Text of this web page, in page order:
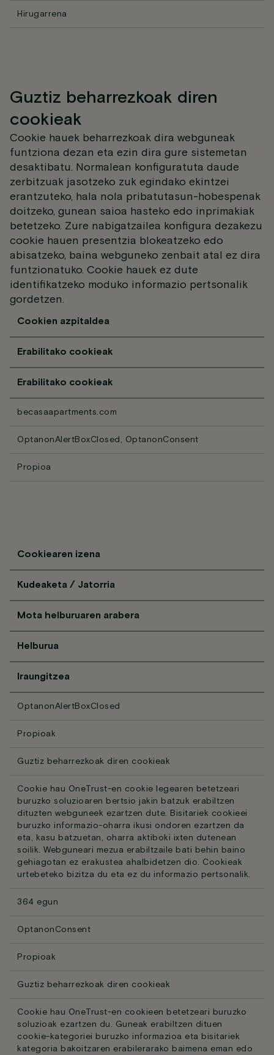
Hirugarrena
Guztiz beharrezkoak diren
cookieak
Cookie hauek beharrezkoak dira webguneak
funtziona dezan eta ezin dira gure sistemetan
desaktibatu. Normalean konfiguratuta daude
zerbitzuak jasotzeko zuk egindako ekintzei
erantzuteko, hala nola pribatutasun-hobespenak
doitzeko, gunean saioa hasteko edo inprimakiak
betetzeko. Zure nabigatzailea konfigura dezakezu
cookie hauen presentzia blokeatzeko edo
abisatzeko, baina webguneko zenbait atal ez dira
funtzionatuko. Cookie hauek ez dute
identifikatzeko moduko informazio pertsonalik
gordetzen.
Cookien azpitaldea
Erabilitako cookieak
Erabilitako cookieak
becasaapartments.com
OptanonAlertBoxClosed, OptanonConsent
Propioa
Cookiearen izena
Kudeaketa / Jatorria
Mota helburuaren arabera
Helburua
Iraungitzea
OptanonAlertBoxClosed
Propioak
Guztiz beharrezkoak diren cookieak
Cookie hau OneTrust-en cookie legearen betetzeari
buruzko soluzioaren bertsio jakin batzuk erabiltzen
dituzten webguneek ezartzen dute. Bisitariek cookieei
buruzko informazio-oharra ikusi ondoren ezartzen da
eta, kasu batzuetan, oharra aktiboki ixten dutenean
soilik. Webguneari mezua erabiltzaile bati behin baino
gehiagotan ez erakustea ahalbidetzen dio. Cookieak
urtebeteko bizitza du eta ez du informazio pertsonalik.
364 egun
OptanonConsent
Propioak
Guztiz beharrezkoak diren cookieak
Cookie hau OneTrust-en cookieen betetzeari buruzko
soluzioak ezartzen du. Guneak erabiltzen dituen
cookie-kategoriei buruzko informazioa eta bisitariek
kategoria bakoitzaren erabilerarako baimena eman edo